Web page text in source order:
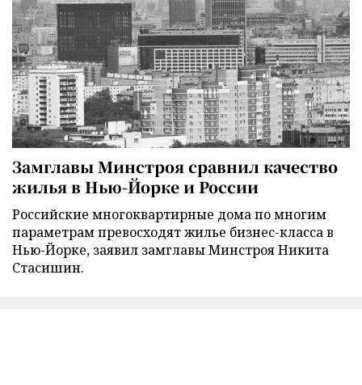
Замглавы Минстроя сравнил качество
жилья в Нью-Йорке и России
Российские многоквартирные дома по многим
параметрам превосходят жилье бизнес-класса в
Нью-Йорке, заявил замглавы Минстроя Никита
Стасишин.